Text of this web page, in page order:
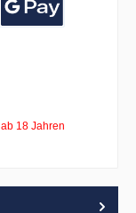
18 Jahren